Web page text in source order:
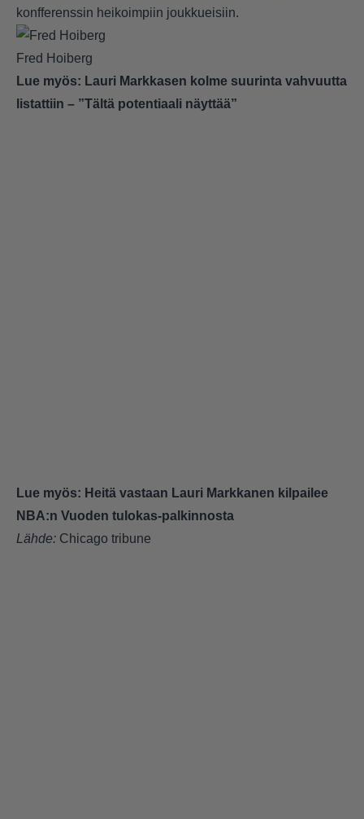
konfferenssin heikoimpiin joukkueisiin.
Fred Hoiberg
Lue myös: Lauri Markkasen kolme suurinta vahvuutta
listattiin – ”Tältä potentiaali näyttää”
Lue myös: Heitä vastaan Lauri Markkanen kilpailee
NBA:n Vuoden tulokas-palkinnosta
Lähde: Chicago tribune